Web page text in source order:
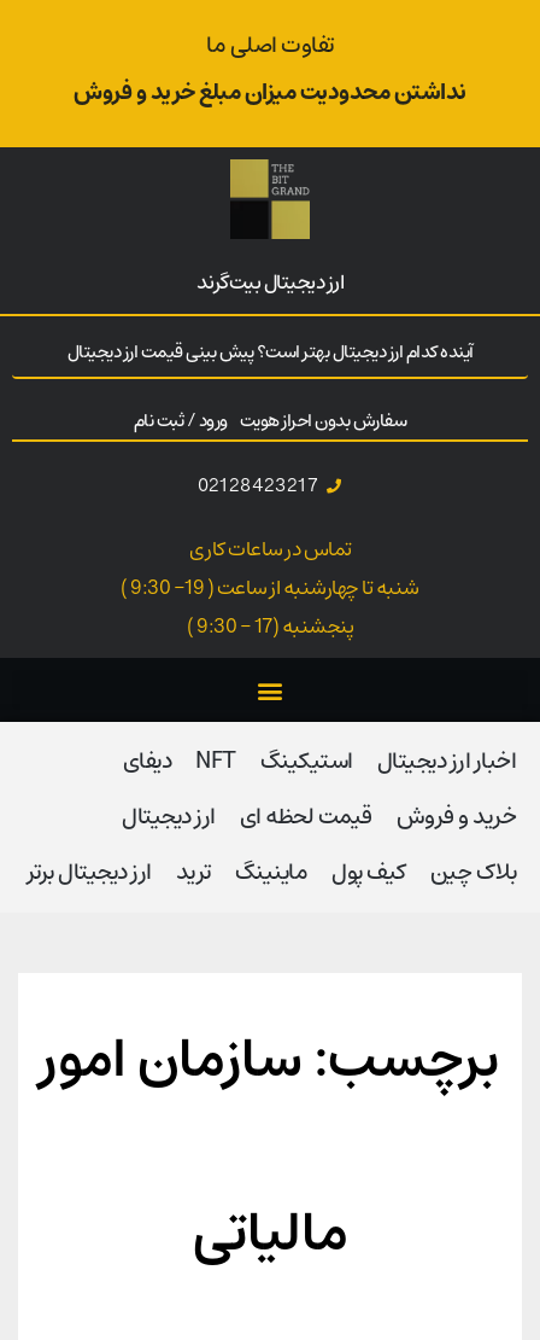
تفاوت اصلی ما
نداشتن محدودیت میزان مبلغ خرید و فروش
ارز‌ دیجیتال بیت‌گرند
آینده کدام ارز دیجیتال بهتر است؟ پیش بینی قیمت ارز دیجیتال
سفارش بدون احراز هویت ورود / ثبت نام
02128423217
تماس در ساعات کاری
شنبه تا چهارشنبه از ساعت ( 19- 9:30 )
پنجشنبه (17 - 9:30 )
اخبار ارز دیجیتال استیکینگ NFT
دیفای
خرید و فروش
قیمت لحظه ای
ارز دیجیتال
بلاک‌ چین
کیف پول ماینینگ ترید ارز دیجیتال برتر
برچسب: سازمان امور
مالیاتی